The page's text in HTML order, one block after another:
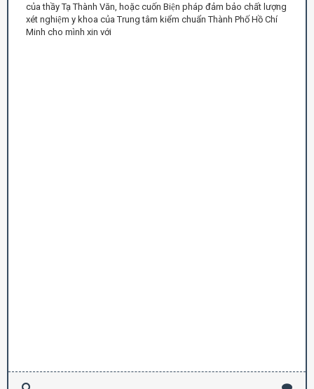
của thầy Tạ Thành Văn, hoặc cuốn Biện pháp đảm bảo chất lượng
xét nghiệm y khoa của Trung tâm kiểm chuẩn Thành Phố Hồ Chí
Minh cho mình xin với